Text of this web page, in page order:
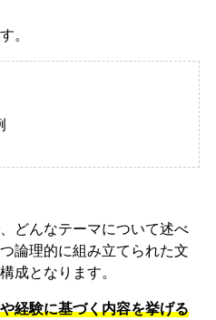
。
どんなテーマについて述べ
論理的に組み立てられた文
成となります。
経験に基づく内容を挙げる